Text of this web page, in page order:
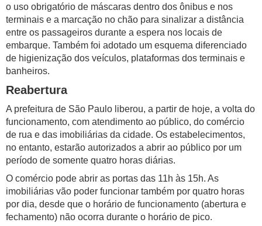
o uso obrigatório de máscaras dentro dos ônibus e nos
terminais e a marcação no chão para sinalizar a distância
entre os passageiros durante a espera nos locais de
embarque. Também foi adotado um esquema diferenciado
de higienização dos veículos, plataformas dos terminais e
banheiros.
Reabertura
A prefeitura de São Paulo liberou, a partir de hoje, a volta do
funcionamento, com atendimento ao público, do comércio
de rua e das imobiliárias da cidade. Os estabelecimentos,
no entanto, estarão autorizados a abrir ao público por um
período de somente quatro horas diárias.
O comércio pode abrir as portas das 11h às 15h. As
imobiliárias vão poder funcionar também por quatro horas
por dia, desde que o horário de funcionamento (abertura e
fechamento) não ocorra durante o horário de pico.